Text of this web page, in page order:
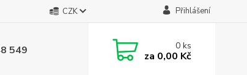
CZK Přihlášení
549 0ks
za 0,00 Kč